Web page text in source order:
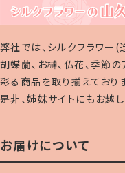
弊社では、シルクフラワー(
胡蝶蘭、お榊、仏花、季節
彩る商品を取り揃えており
是非、姉妹サイトにもお越し
お届けについて